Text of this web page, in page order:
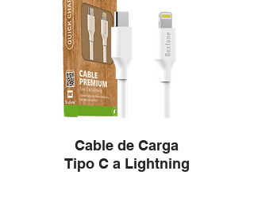
Cable de Carga
Tipo C a Lightning